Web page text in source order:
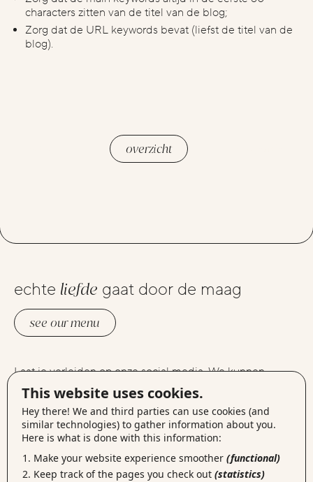
This website uses cookies.
Hey there! We and third parties can use cookies (and
similar technologies) to gather information about you.
Here is what is done with this information:
Make your website experience smoother (functional)
Keep track of the pages you check out (statistics)
characters zitten van de titel van de blog;
Zorg dat de URL keywords bevat (liefst de titel van de
blog).
overzicht
echte liefde gaat door de maag
see our menu
Laat je verleiden op onze social media. We kunnen
elkaars foto’s liken op
, lekker connecten via
linkedin , berichtjes delen opfacebookof gewoon samen
een filmpje kijken opvimeo.
Zet jij de eerste stap?mailons of kom langs op onze